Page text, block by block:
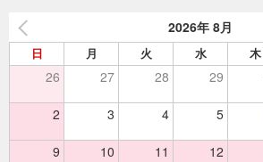
ン
2026年 8月
日 月 火 水 木
26 27 28 29
2 3 4 5
9 10 11 12